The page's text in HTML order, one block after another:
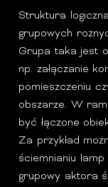
Struktura
grupowych
Grupa taka jest
np. załączanie
pomieszczeniu
obszarze. W
być łączone
Za przykład
ściemnianiu
grupowy aktora